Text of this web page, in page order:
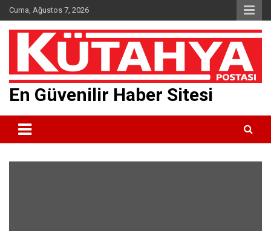
Skip
to
content
Cuma, Ağustos 7, 2026
En Güvenilir Haber Sitesi